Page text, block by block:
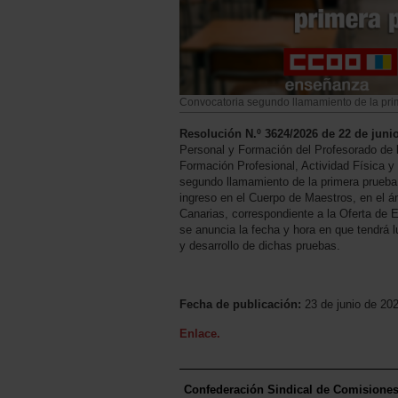
Convocatoria segundo llamamiento de la
Resolución N.º 3624/2026 de 22 de junio
Personal y Formación del Profesorado de
Formación Profesional, Actividad Física
segundo llamamiento de la primera
ingreso en el Cuerpo de Maestros, en el
Canarias, correspondiente a la Oferta de
se anuncia la fecha y hora en que tendrá
y desarrollo de dichas pruebas.
Fecha de publicación: 23 de junio de
Enlace.
Confederación Sindical de